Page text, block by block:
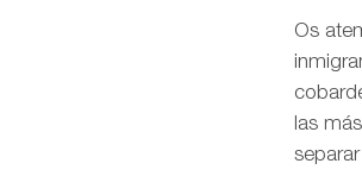
Os
las